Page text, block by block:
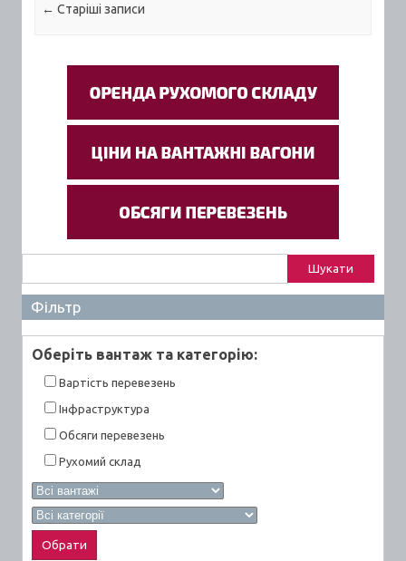
Post navigation
← Старiшi записи
Фільтр
Оберiть вантаж та категорiю:
Вартiсть перевезень
Інфраструктура
Обсяги перевезень
Рухомий склад